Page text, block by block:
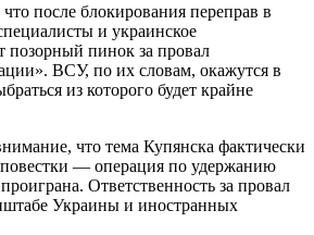
после блокирования переправ в
и украинское
позорный пинок за провал
ВСУ, по их словам, окажутся в
из которого будет крайне
что тема Купянска фактически
повестки — операция по удержанию
Ответственность за провал
Украины и иностранных